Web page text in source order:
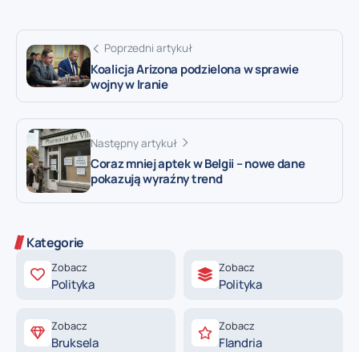
Poprzedni artykuł
Koalicja Arizona podzielona w sprawie
wojny w Iranie
Następny artykuł
Coraz mniej aptek w Belgii – nowe dane
pokazują wyraźny trend
Kategorie
Zobacz
Polityka
Zobacz
Polityka
Zobacz
Bruksela
Zobacz
Flandria